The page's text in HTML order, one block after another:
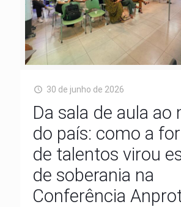
30 de junho de 2026
Da sala de aula ao
do país: como a
de talentos virou
de soberania na
Conferência